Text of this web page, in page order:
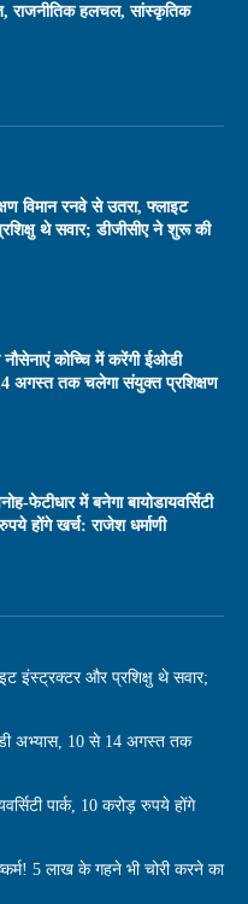
राजनीतिक हलचल, सांस्कृतिक
विमान रनवे से उतरा, फ्लाइट
थे सवार; डीजीसीए ने शुरू की
नौसेनाएं कोच्चि में करेंगी ईओडी
अगस्त तक चलेगा संयुक्त प्रशिक्षण
फेटीधार में बनेगा बायोडायवर्सिटी
होंगे खर्च: राजेश धर्माणी
इंस्ट्रक्टर और प्रशिक्षु थे सवार;
अभ्यास, 10 से 14 अगस्त तक
पार्क, 10 करोड़ रुपये होंगे
5 लाख के गहने भी चोरी करने का